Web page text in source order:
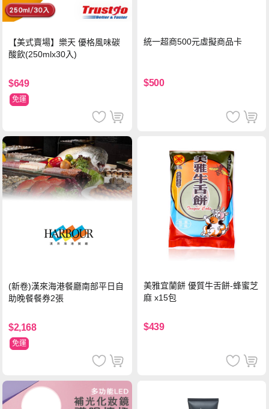
【美式賣場】樂天 優格風味碳
酸飲(250mlx30入)
$649
免運
統一超商500元虛擬商品卡
$500
(新卷)漢來海港餐廳南部平日自
助晚餐餐券2張
$2,168
免運
美雅宜蘭餅 優質牛舌餅-蜂蜜芝
麻 x15包
$439